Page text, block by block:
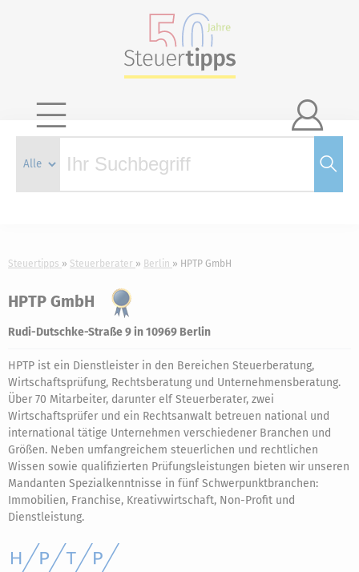

Steuertipps Steuerberater Berlin HPTP GmbH
HPTP GmbH
Rudi-Dutschke-Straße 9 in 10969 Berlin
HPTP ist ein Dienstleister in den Bereichen Steuerberatung,
Wirtschaftsprüfung, Rechtsberatung und Unternehmensberatung.
Über 70 Mitarbeiter, darunter elf Steuerberater, zwei
Wirtschaftsprüfer und ein Rechtsanwalt betreuen national und
international tätige Unternehmen verschiedener Branchen und
Größen. Neben umfangreichem steuerlichen und rechtlichen
Wissen sowie qualifizierten Prüfungsleistungen bieten wir unseren
Mandanten Spezialkenntnisse in fünf Schwerpunktbranchen:
Immobilien, Franchise, Kreativwirtschaft, Non-Profit und
Dienstleistung.